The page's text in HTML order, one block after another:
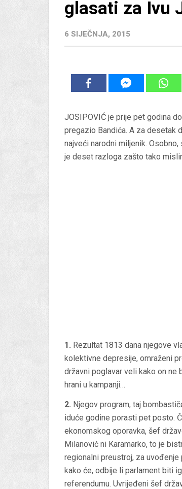
glasati za Ivu
6 SIJEČNJA, 2015
JOSIPOVIĆ je prije pet godina
pregazio Bandića. A za desetak
najveći narodni miljenik.
je deset razloga zašto tako
1. Rezultat 1813 dana njegove
kolektivne depresije, omraženi
državni poglavar veli kako on ne
hrani u kampanji…
2. Njegov program, taj
iduće godine porasti pet posto.
ekonomskog oporavka, šef
Milanović ni Karamarko, to je
regionalni preustroj, za
kako će, odbije li parlament biti
referendumu. Uvrijeđeni šef